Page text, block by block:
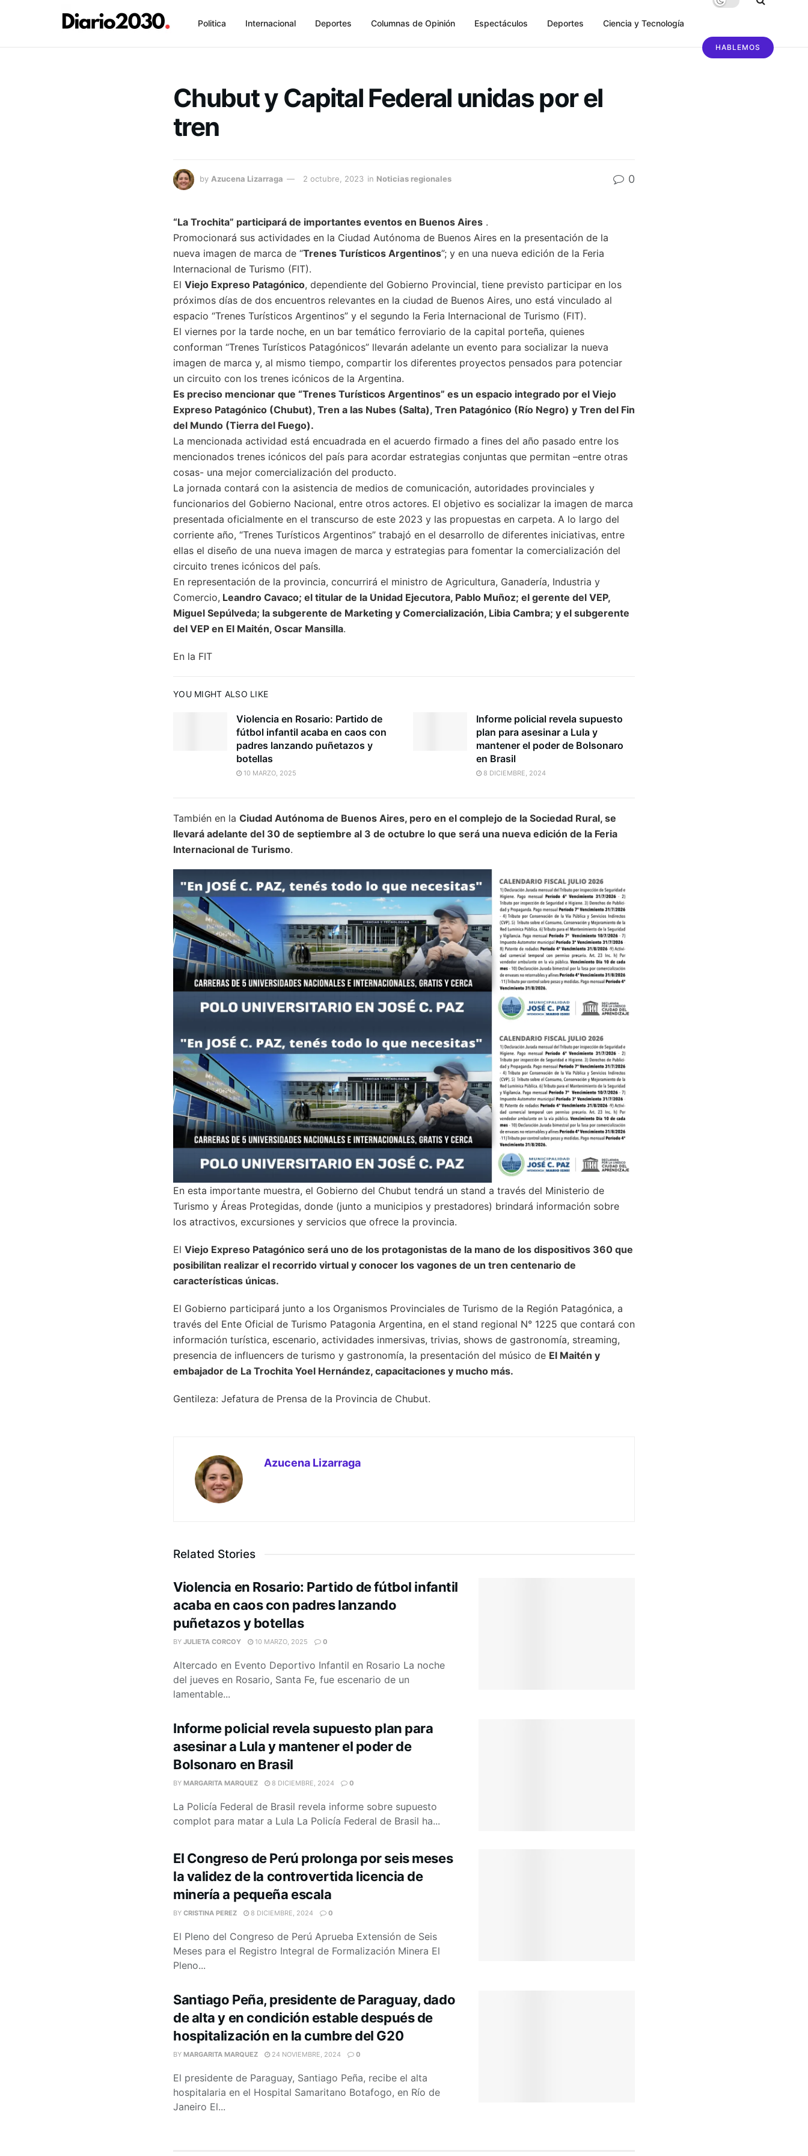
Politica Internacional Deportes Columnas de Opinión Espectáculos Deportes Ciencia y Tecnología
HABLEMOS
Chubut y Capital Federal unidas por el
tren
by Azucena Lizarraga 2 octubre, 2023 in Noticias regionales 0
“La Trochita” participará de importantes eventos en Buenos Aires .
Promocionará sus actividades en la Ciudad Autónoma de Buenos Aires en la presentación de la
nueva imagen de marca de “Trenes Turísticos Argentinos”; y en una nueva edición de la Feria
Internacional de Turismo (FIT).
El Viejo Expreso Patagónico, dependiente del Gobierno Provincial, tiene previsto participar en los
próximos días de dos encuentros relevantes en la ciudad de Buenos Aires, uno está vinculado al
espacio “Trenes Turísticos Argentinos” y el segundo la Feria Internacional de Turismo (FIT).
El viernes por la tarde noche, en un bar temático ferroviario de la capital porteña, quienes
conforman “Trenes Turísticos Patagónicos” llevarán adelante un evento para socializar la nueva
imagen de marca y, al mismo tiempo, compartir los diferentes proyectos pensados para potenciar
un circuito con los trenes icónicos de la Argentina.
Es preciso mencionar que “Trenes Turísticos Argentinos” es un espacio integrado por el Viejo
Expreso Patagónico (Chubut), Tren a las Nubes (Salta), Tren Patagónico (Río Negro) y Tren del Fin
del Mundo (Tierra del Fuego).
La mencionada actividad está encuadrada en el acuerdo firmado a fines del año pasado entre los
mencionados trenes icónicos del país para acordar estrategias conjuntas que permitan –entre otras
cosas- una mejor comercialización del producto.
La jornada contará con la asistencia de medios de comunicación, autoridades provinciales y
funcionarios del Gobierno Nacional, entre otros actores. El objetivo es socializar la imagen de marca
presentada oficialmente en el transcurso de este 2023 y las propuestas en carpeta. A lo largo del
corriente año, “Trenes Turísticos Argentinos” trabajó en el desarrollo de diferentes iniciativas, entre
ellas el diseño de una nueva imagen de marca y estrategias para fomentar la comercialización del
circuito trenes icónicos del país.
En representación de la provincia, concurrirá el ministro de Agricultura, Ganadería, Industria y
Comercio, Leandro Cavaco; el titular de la Unidad Ejecutora, Pablo Muñoz; el gerente del VEP,
Miguel Sepúlveda; la subgerente de Marketing y Comercialización, Libia Cambra; y el subgerente
del VEP en El Maitén, Oscar Mansilla.
En la FIT
YOU MIGHT ALSO LIKE
Violencia en Rosario: Partido de
fútbol infantil acaba en caos con
padres lanzando puñetazos y
botellas
10 MARZO, 2025
Informe policial revela supuesto
plan para asesinar a Lula y
mantener el poder de Bolsonaro
en Brasil
8 DICIEMBRE, 2024
También en la Ciudad Autónoma de Buenos Aires, pero en el complejo de la Sociedad Rural, se
llevará adelante del 30 de septiembre al 3 de octubre lo que será una nueva edición de la Feria
Internacional de Turismo.
En esta importante muestra, el Gobierno del Chubut tendrá un stand a través del Ministerio de
Turismo y Áreas Protegidas, donde (junto a municipios y prestadores) brindará información sobre
los atractivos, excursiones y servicios que ofrece la provincia.
El Viejo Expreso Patagónico será uno de los protagonistas de la mano de los dispositivos 360 que
posibilitan realizar el recorrido virtual y conocer los vagones de un tren centenario de
características únicas.
El Gobierno participará junto a los Organismos Provinciales de Turismo de la Región Patagónica, a
través del Ente Oficial de Turismo Patagonia Argentina, en el stand regional N° 1225 que contará con
información turística, escenario, actividades inmersivas, trivias, shows de gastronomía, streaming,
presencia de influencers de turismo y gastronomía, la presentación del músico de El Maitén y
embajador de La Trochita Yoel Hernández, capacitaciones y mucho más.
Gentileza: Jefatura de Prensa de la Provincia de Chubut.
Azucena Lizarraga
Related Stories
Violencia en Rosario: Partido de fútbol infantil
acaba en caos con padres lanzando
puñetazos y botellas
BY JULIETA CORCOY 10 MARZO, 2025 0
Altercado en Evento Deportivo Infantil en Rosario La noche
del jueves en Rosario, Santa Fe, fue escenario de un
lamentable...
Informe policial revela supuesto plan para
asesinar a Lula y mantener el poder de
Bolsonaro en Brasil
BY MARGARITA MARQUEZ 8 DICIEMBRE, 2024 0
La Policía Federal de Brasil revela informe sobre supuesto
complot para matar a Lula La Policía Federal de Brasil ha...
El Congreso de Perú prolonga por seis meses
la validez de la controvertida licencia de
minería a pequeña escala
BY CRISTINA PEREZ 8 DICIEMBRE, 2024 0
El Pleno del Congreso de Perú Aprueba Extensión de Seis
Meses para el Registro Integral de Formalización Minera El
Pleno...
Santiago Peña, presidente de Paraguay, dado
de alta y en condición estable después de
hospitalización en la cumbre del G20
BY MARGARITA MARQUEZ 24 NOVIEMBRE, 2024 0
El presidente de Paraguay, Santiago Peña, recibe el alta
hospitalaria en el Hospital Samaritano Botafogo, en Río de
Janeiro El...